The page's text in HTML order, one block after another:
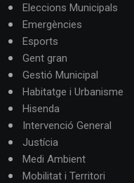
Eleccions Municipals
Emergències
Esports
Gent gran
Gestió Municipal
Habitatge i Urbanisme
Hisenda
Intervenció General
Justícia
Medi Ambient
Mobilitat i Territori